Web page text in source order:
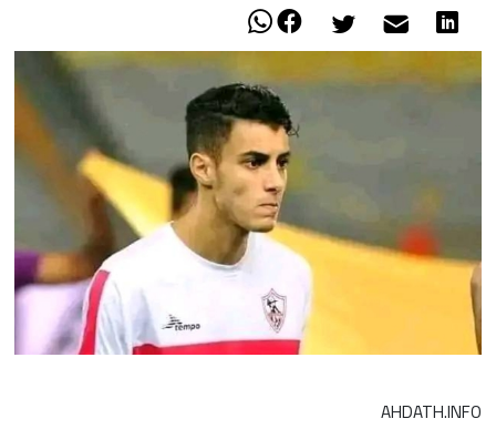
AHDATH.INFO